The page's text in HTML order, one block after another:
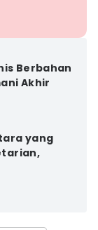
Berbahan
Akhir
yang